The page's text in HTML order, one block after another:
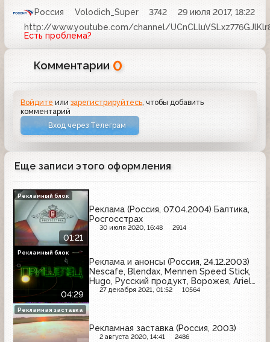
Россия Volodich_Super 3742
29 июля 2017, 18:22
http://www.youtube.com/channel/
Есть проблема?
Комментарии 0
Войдите илизарегистрируйтесь , чтобы добавить
комментарий
Вход через Телеграм
Еще записи этого оформления
01:21
Реклама (Россия, 07.04.2004) Балтика,
Росгосстрах
30 июля 2020, 16:48 2914
Рекламный блок
04:29
Реклама и анонсы (Россия, 24.12.2003)
Nescafe, Blendax, Mennen Speed Stick,
Hugo, Русский продукт, Ворожея, Ariel,
Colgate, Secret
27 декабря 2021, 01:52 10564
Рекламный блок
Рекламная заставка (Россия, 2003)
2 августа 2020, 14:41 2486
Рекламная заставка